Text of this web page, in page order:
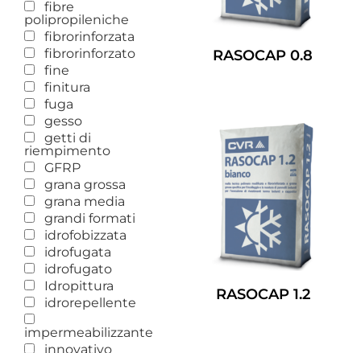
fibre
polipropileniche
fibrorinforzata
fibrorinforzato
fine
finitura
fuga
gesso
getti di
riempimento
GFRP
grana grossa
grana media
grandi formati
idrofobizzata
idrofugata
idrofugato
Idropittura
idrorepellente
impermeabilizzante
innovativo
RASOCAP 0.8
RASOCAP 1.2